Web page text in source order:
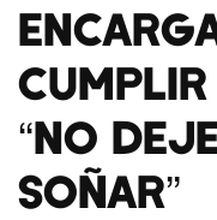
“NO
SOÑAR”